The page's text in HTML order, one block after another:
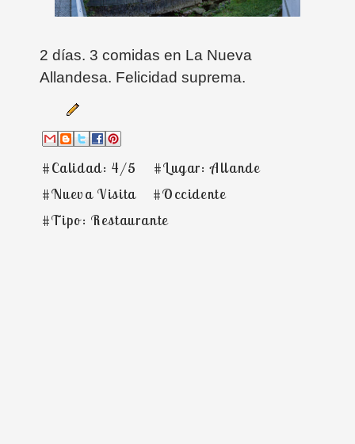
2 días. 3 comidas en La Nueva
Allandesa. Felicidad suprema.
#Calidad: 4/5
#Lugar: Allande
#Nueva Visita
#Occidente
#Tipo: Restaurante